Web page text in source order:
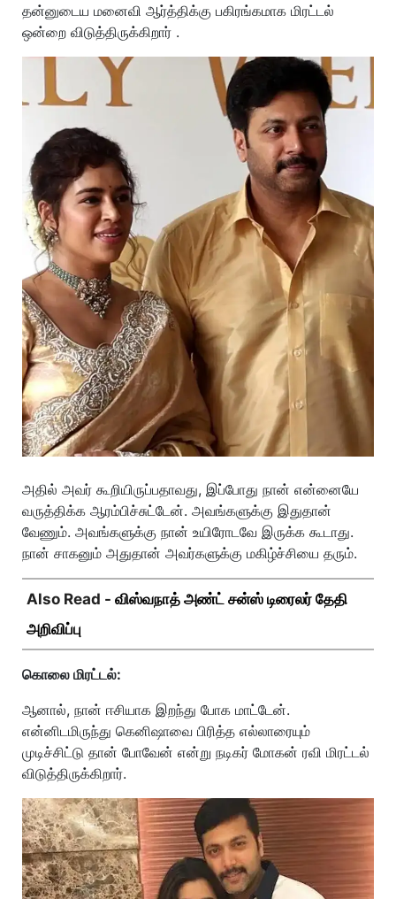
தன்னுடைய மனைவி ஆர்த்திக்கு பகிரங்கமாக மிரட்டல்
ஒன்றை விடுத்திருக்கிறார் .
அதில் அவர் கூறியிருப்பதாவது, இப்போது நான் என்னையே
வருத்திக்க ஆரம்பிச்சுட்டேன். அவங்களுக்கு இதுதான்
வேணும். அவங்களுக்கு நான் உயிரோடவே இருக்க கூடாது.
நான் சாகனும் அதுதான் அவர்களுக்கு மகிழ்ச்சியை தரும்.
Also Read - விஸ்வநாத் அண்ட் சன்ஸ் டிரைலர் தேதி
அறிவிப்பு
கொலை மிரட்டல்:
ஆனால், நான் ஈசியாக இறந்து போக மாட்டேன்.
என்னிடமிருந்து கெனிஷாவை பிரித்த எல்லாரையும்
முடிச்சிட்டு தான் போவேன் என்று நடிகர் மோகன் ரவி மிரட்டல்
விடுத்திருக்கிறார்.